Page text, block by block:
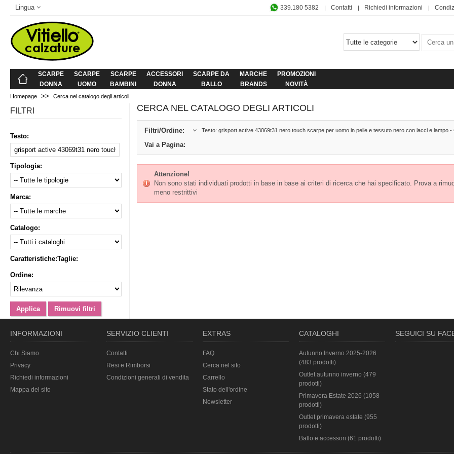
Lingua 339.180 5382 Contatti Richiedi informazioni
SCARPE
DONNA
SCARPE
UOMO
SCARPE
BAMBINI
ACCESSORI
DONNA
SCARPE DA
BALLO
MARCHE
BRANDS
PROMOZIONI
NOVITÀ
Homepage >> Cerca nel catalogo degli articoli
FILTRI
Testo:
Tipologia:
Marca:
Catalogo:
Caratteristiche:Taglie:
Ordine:
CERCA NEL CATALOGO DEGLI ARTICOLI
Filtri/Ordine: Testo: grisport active 43069t31 nero touch scarpe per uomo in pelle e tessuto nero con lacci e lampo -
Vai a Pagina:
Attenzione!
Non sono stati individuati prodotti in base in base ai criteri di ricerca che hai specificato. Prova a
meno restrittivi
INFORMAZIONI
Chi Siamo
Privacy
Richiedi informazioni
Mappa del sito
SERVIZIO CLIENTI
Contatti
Resi e Rimborsi
Condizioni generali di vendita
EXTRAS
FAQ
Cerca nel sito
Carrello
Stato dell'ordine
Newsletter
CATALOGHI
Autunno Inverno 2025-2026
(483 prodotti)
Outlet autunno inverno (479
prodotti)
Primavera Estate 2026 (1058
prodotti)
Outlet primavera estate (955
prodotti)
Ballo e accessori (61 prodotti)
SEGUICI SU